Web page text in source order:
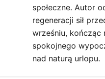
społeczne. Autor
regeneracji sił
wrześniu, kończąc
spokojnego
nad naturą urlopu.